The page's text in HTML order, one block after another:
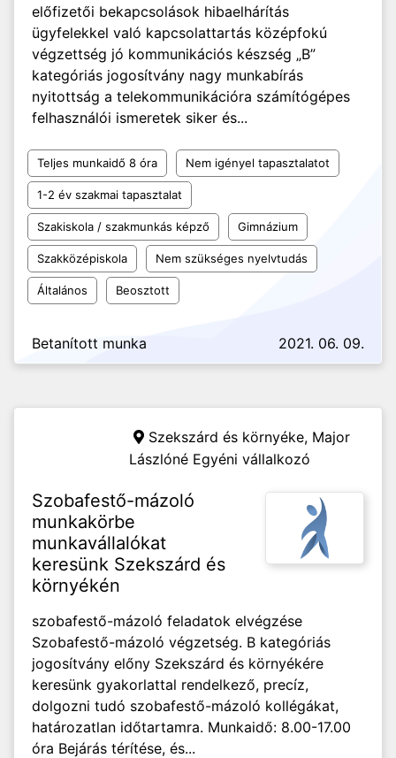
előfizetői bekapcsolások hibaelhárítás
ügyfelekkel való kapcsolattartás középfokú
végzettség jó kommunikációs készség „B”
kategóriás jogosítvány nagy munkabírás
nyitottság a telekommunikációra számítógépes
felhasználói ismeretek siker és...
Teljes munkaidő 8 óra Nem igényel tapasztalatot
1-2 év szakmai tapasztalat
Szakiskola / szakmunkás képző Gimnázium
Szakközépiskola Nem szükséges nyelvtudás
Általános Beosztott
Betanított munka 2021. 06. 09.
Szekszárd és környéke, Major
Lászlóné Egyéni vállalkozó
Szobafestő-mázoló
munkakörbe
munkavállalókat
keresünk Szekszárd és
környékén
szobafestő-mázoló feladatok elvégzése
Szobafestő-mázoló végzetség. B kategóriás
jogosítvány előny Szekszárd és környékére
keresünk gyakorlattal rendelkező, precíz,
dolgozni tudó szobafestő-mázoló kollégákat,
határozatlan időtartamra. Munkaidő: 8.00-17.00
óra Bejárás térítése, és...